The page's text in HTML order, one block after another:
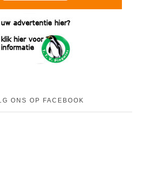
ONS OP FACEBOOK